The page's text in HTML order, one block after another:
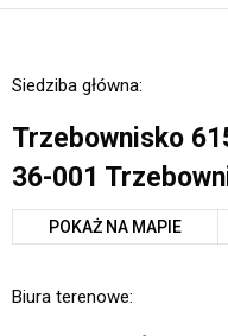
Siedziba główna:
Trzebownisko
36-001
POKAŻ NA MAPIE
Biura terenowe: